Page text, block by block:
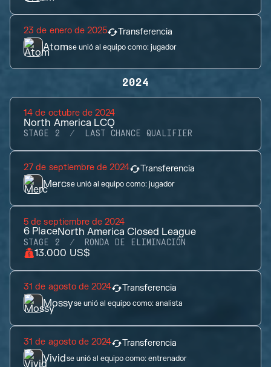
23 de enero de 2025 Transferencia
Atomse unió al equipo como:jugador
2024
14 de octubre de 2024
North America LCQ
STAGE 2 LAST CHANCE QUALIFIER
27 de septiembre de 2024 Transferencia
Mercse unió al equipo como:jugador
5 de septiembre de 2024
6 PlaceNorth America Closed League
STAGE 2 RONDA DE ELIMINACIÓN
13.000 US$
31 de agosto de 2024 Transferencia
Mossyse unió al equipo como:analista
31 de agosto de 2024 Transferencia
Vividse unió al equipo como:entrenador